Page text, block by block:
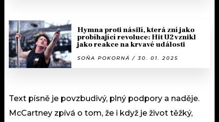
Hymna proti násilí, která zní jako
probíhající revoluce: Hit U2 vznikl
jako reakce na krvavé události
SOŇA POKORNÁ / 30. 01. 2025
Text písně je povzbudivý, plný podpory a naděje.
McCartney zpívá o tom, že i když je život těžký,